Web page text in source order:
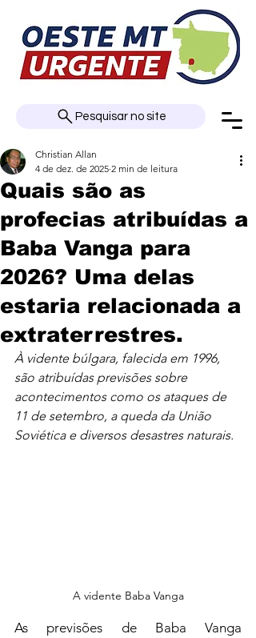
Pesquisar no site
Quais são as
profecias atribuídas a
Baba Vanga para
2026? Uma delas
estaria relacionada a
extraterrestres.
Christian Allan
4 de dez. de 2025 2 min de leitura
À vidente búlgara, falecida em 1996,
são atribuídas previsões sobre
acontecimentos como os ataques de
11 de setembro, a queda da União
Soviética e diversos desastres naturais.
A vidente Baba Vanga
As previsões de Baba Vanga